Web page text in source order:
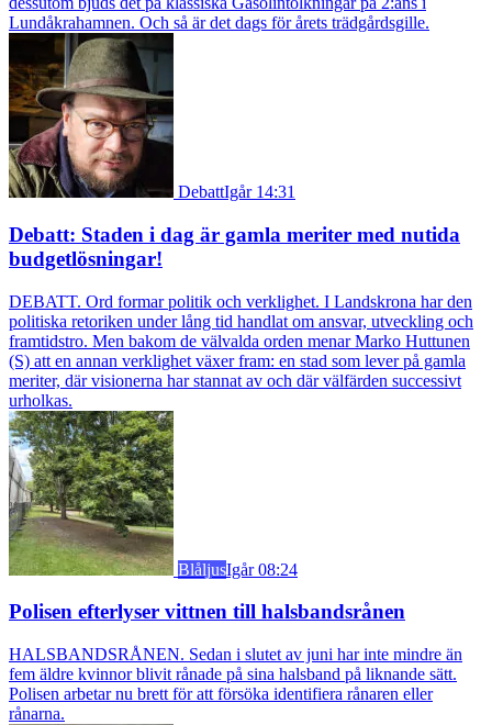
Lundåkrahamnen. Och så är det dags för årets trädgårdsgille.
DebattIgår 14:31
Debatt: Staden i dag är gamla meriter med nutida
budgetlösningar!
DEBATT. Ord formar politik och verklighet. I Landskrona har den
politiska retoriken under lång tid handlat om ansvar, utveckling och
framtidstro. Men bakom de välvalda orden menar Marko Huttunen
(S) att en annan verklighet växer fram: en stad som lever på gamla
meriter, där visionerna har stannat av och där välfärden successivt
urholkas.
BlåljusIgår 08:24
Polisen efterlyser vittnen till halsbandsrånen
HALSBANDSRÅNEN. Sedan i slutet av juni har inte mindre än
fem äldre kvinnor blivit rånade på sina halsband på liknande sätt.
Polisen arbetar nu brett för att försöka identifiera rånaren eller
rånarna.